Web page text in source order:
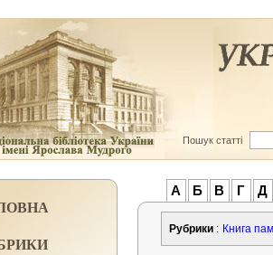
Пошук статті
А Б В Г Д
Рубрики: Книга